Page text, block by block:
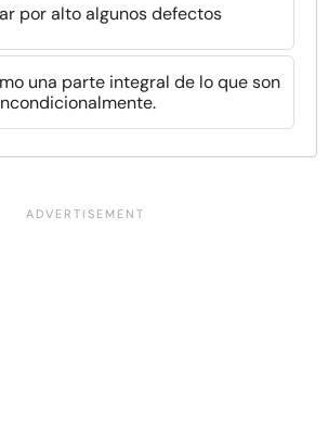
por alto algunos defectos
una parte integral de lo que son